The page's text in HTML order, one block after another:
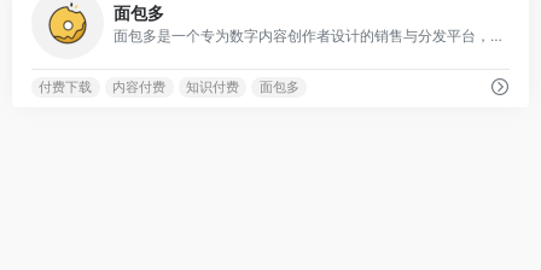
面包多
面包多是一个专为数字内容创作者设计的销售与分发平台，帮助创作者把课程、文章、绘画、软件、电子书、音乐、游戏等多种作品转化为收入。
付费下载 内容付费 知识付费 面包多